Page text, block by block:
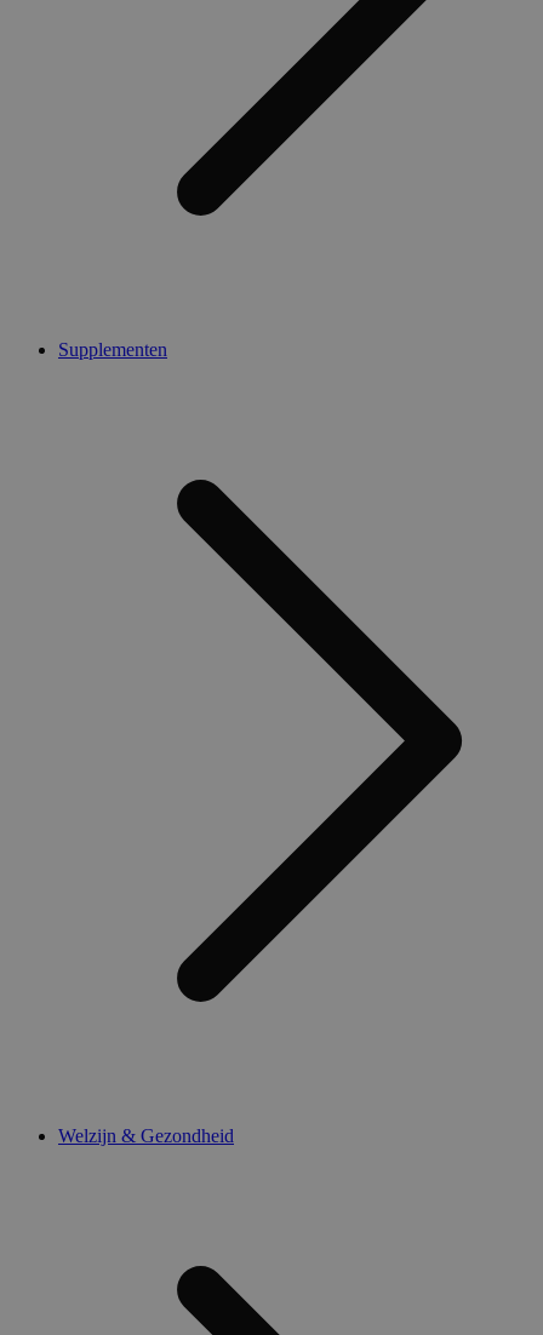
Supplementen
Welzijn & Gezondheid